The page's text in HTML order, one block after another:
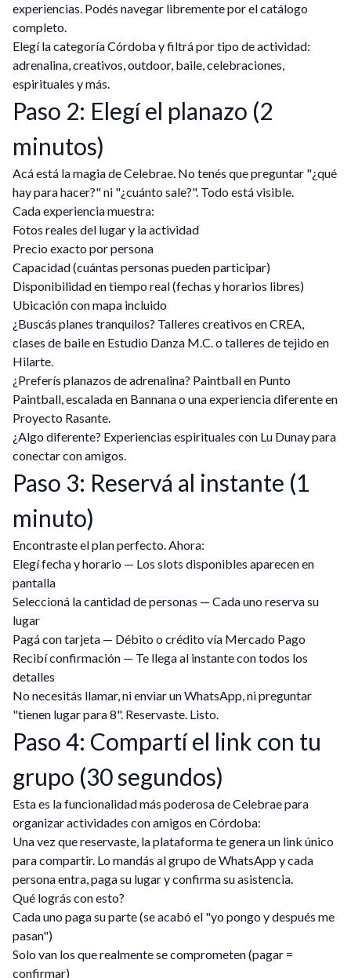
experiencias. Podés navegar libremente por el catálogo
completo.
Elegí la categoría Córdoba y filtrá por tipo de actividad:
adrenalina, creativos, outdoor, baile, celebraciones,
espirituales y más.
Paso 2: Elegí el planazo (2
minutos)
Acá está la magia de Celebrae. No tenés que preguntar "¿qué
hay para hacer?" ni "¿cuánto sale?". Todo está visible.
Cada experiencia muestra:
Fotos reales del lugar y la actividad
Precio exacto por persona
Capacidad (cuántas personas pueden participar)
Disponibilidad en tiempo real (fechas y horarios libres)
Ubicación con mapa incluido
¿Buscás planes tranquilos? Talleres creativos en CREA,
clases de baile en Estudio Danza M.C. o talleres de tejido en
Hilarte.
¿Preferís planazos de adrenalina? Paintball en Punto
Paintball, escalada en Bannana o una experiencia diferente en
Proyecto Rasante.
¿Algo diferente? Experiencias espirituales con Lu Dunay para
conectar con amigos.
Paso 3: Reservá al instante (1
minuto)
Encontraste el plan perfecto. Ahora:
Elegí fecha y horario — Los slots disponibles aparecen en
pantalla
Seleccioná la cantidad de personas — Cada uno reserva su
lugar
Pagá con tarjeta — Débito o crédito vía Mercado Pago
Recibí confirmación — Te llega al instante con todos los
detalles
No necesitás llamar, ni enviar un WhatsApp, ni preguntar
"tienen lugar para 8". Reservaste. Listo.
Paso 4: Compartí el link con tu
grupo (30 segundos)
Esta es la funcionalidad más poderosa de Celebrae para
organizar actividades con amigos en Córdoba:
Una vez que reservaste, la plataforma te genera un link único
para compartir. Lo mandás al grupo de WhatsApp y cada
persona entra, paga su lugar y confirma su asistencia.
Qué lográs con esto?
Cada uno paga su parte (se acabó el "yo pongo y después me
pasan")
Solo van los que realmente se comprometen (pagar =
confirmar)